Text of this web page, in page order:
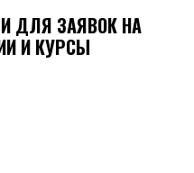
ДЛЯ ЗАЯВОК НА
И КУРСЫ